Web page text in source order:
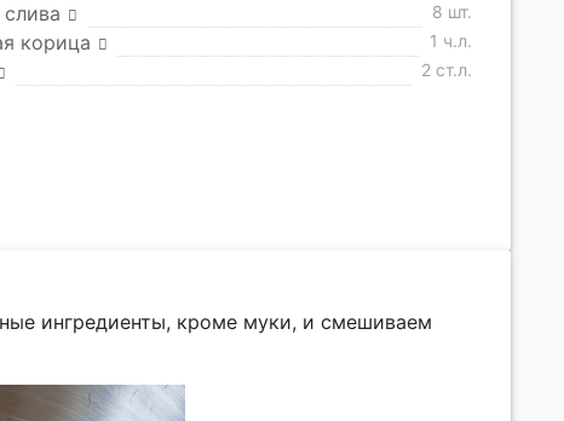
слива 8 шт.
корица 1 ч.л.
2 ст.л.
ингредиенты, кроме муки, и смешиваем